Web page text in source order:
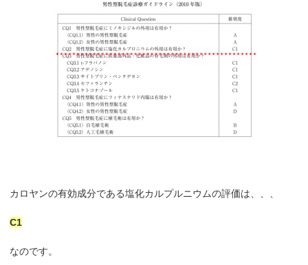
カロヤンの有効成分である塩化カルプルニウムの評価は、、、
C1
なのです。